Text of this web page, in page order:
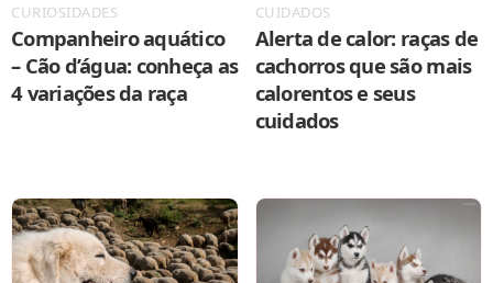
CURIOSIDADES
Companheiro aquático
– Cão d’água: conheça as
4 variações da raça
CUIDADOS
Alerta de calor: raças de
cachorros que são mais
calorentos e seus
cuidados